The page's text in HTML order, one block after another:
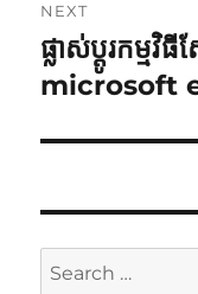
NEXT
Next
post:
ផ្លាស់​ប្ដូរ​កម្មវិ
microsoft
Search